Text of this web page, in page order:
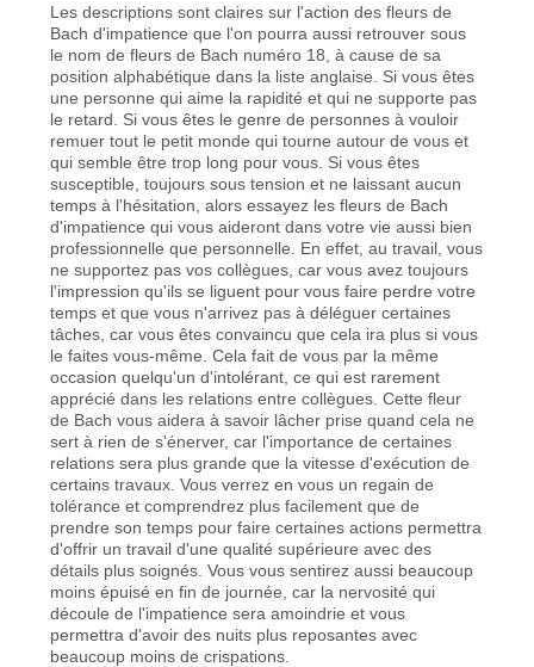
Les descriptions sont claires sur l'action des fleurs de
Bach d'impatience que l'on pourra aussi retrouver sous
le nom de fleurs de Bach numéro 18, à cause de sa
position alphabétique dans la liste anglaise. Si vous êtes
une personne qui aime la rapidité et qui ne supporte pas
le retard. Si vous êtes le genre de personnes à vouloir
remuer tout le petit monde qui tourne autour de vous et
qui semble être trop long pour vous. Si vous êtes
susceptible, toujours sous tension et ne laissant aucun
temps à l'hésitation, alors essayez les fleurs de Bach
d'impatience qui vous aideront dans votre vie aussi bien
professionnelle que personnelle. En effet, au travail, vous
ne supportez pas vos collègues, car vous avez toujours
l'impression qu'ils se liguent pour vous faire perdre votre
temps et que vous n'arrivez pas à déléguer certaines
tâches, car vous êtes convaincu que cela ira plus si vous
le faites vous-même. Cela fait de vous par la même
occasion quelqu'un d'intolérant, ce qui est rarement
apprécié dans les relations entre collègues. Cette fleur
de Bach vous aidera à savoir lâcher prise quand cela ne
sert à rien de s'énerver, car l'importance de certaines
relations sera plus grande que la vitesse d'exécution de
certains travaux. Vous verrez en vous un regain de
tolérance et comprendrez plus facilement que de
prendre son temps pour faire certaines actions permettra
d'offrir un travail d'une qualité supérieure avec des
détails plus soignés. Vous vous sentirez aussi beaucoup
moins épuisé en fin de journée, car la nervosité qui
découle de l'impatience sera amoindrie et vous
permettra d'avoir des nuits plus reposantes avec
beaucoup moins de crispations.